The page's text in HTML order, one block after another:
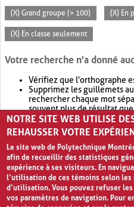
(X) Grand groupe (> 100) (X) En
(X) En classe seulement
Votre recherche n'a donné
Vérifiez que l'orthographe
Supprimez les guillemets
rechercher chaque mot
souvent plus de résultat
Envisagez d'élargir votre
retournera souvent plus de
NOTRE SITE WEB UTILISE
REHAUSSER VOTRE
Le site web de Polytechnique
afin de recueillir des statistiques
expérience à ses visiteurs. En
l’utilisation de ces témoins selon
d’utilisation. Vous pouvez refuser
vos paramètres de navigation. Pour